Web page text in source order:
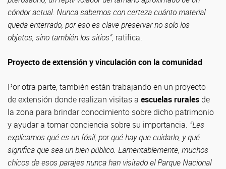
cóndor actual. Nunca sabemos con certeza cuánto material
queda enterrado, por eso es clave preservar no solo los
objetos, sino también los sitios”, ratifica.
Proyecto de extensión y vinculación con la comunidad
Por otra parte, también están trabajando en un proyecto
de extensión donde realizan visitas a escuelas ruralesde
la zona para brindar conocimiento sobre dicho patrimonio
y ayudar a tomar conciencia sobre su importancia. “Les
explicamos qué es un fósil, por qué hay que cuidarlo, y qué
significa que sea un bien público. Lamentablemente, muchos
chicos de esos parajes nunca han visitado el Parque Nacional